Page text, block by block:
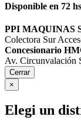
Disponible en 72
PPI MAQUINAS
Colectora Sur
Concesionario
Av. Circunvalación
Cerrar
×
Elegi un